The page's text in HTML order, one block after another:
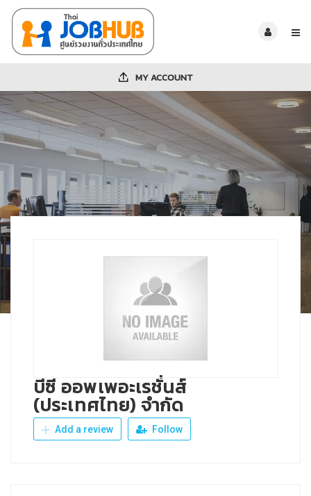
MY ACCOUNT
บีซี ออพเพอะเรชั่นส์
(ประเทศไทย) จำกัด
Add a review Follow